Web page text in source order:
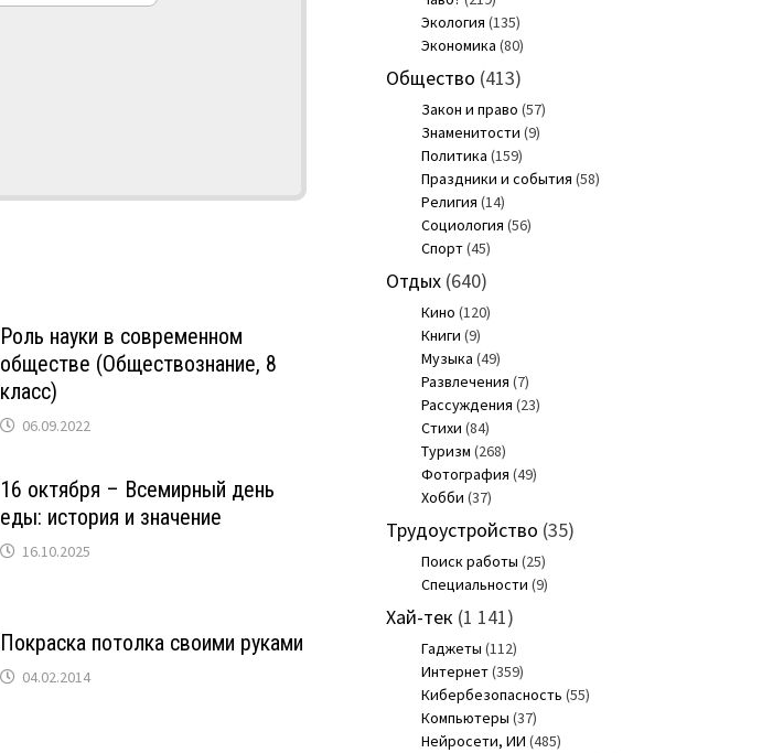
Роль науки в современном
обществе (Обществознание, 8
класс)
06.09.2022
16 октября – Всемирный день
еды: история и значение
16.10.2025
Покраска потолка своими руками
04.02.2014
Экология (135)
Экономика (80)
Общество (413)
Закон и право (57)
Знаменитости (9)
Политика (159)
Праздники и события (58)
Религия (14)
Социология (56)
Спорт(45)
Отдых(640)
Кино (120)
Книги (9)
Музыка (49)
Развлечения (7)
Рассуждения (23)
Стихи (84)
Туризм (268)
Фотография (49)
Хобби (37)
Трудоустройство (35)
Поиск работы (25)
Специальности (9)
Хай-тек (1 141)
Гаджеты (112)
Интернет(359)
Кибербезопасность (55)
Компьютеры (37)
Нейросети, ИИ (485)